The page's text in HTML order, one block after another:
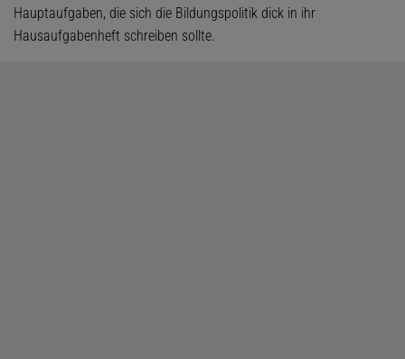
Hauptaufgaben, die sich die Bildungspolitik dick in ihr
Hausaufgabenheft schreiben sollte.